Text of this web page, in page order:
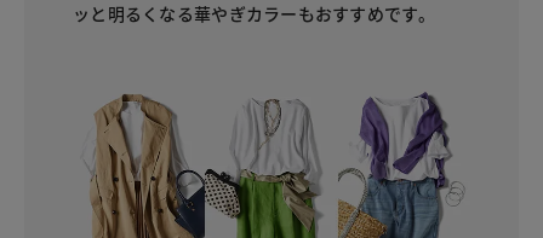
ッと明るくなる華やぎカラーもおすすめです。